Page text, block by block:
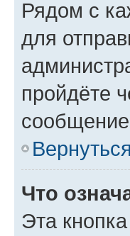
Рядом с
для
пройдёте
Что
Эта